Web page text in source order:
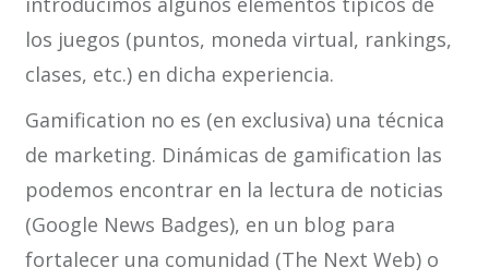
los juegos (puntos, moneda virtual, rankings,
clases, etc.) en dicha experiencia.
Gamification no es (en exclusiva) una técnica
de marketing. Dinámicas de gamification las
podemos encontrar en la lectura de noticias
(Google News Badges), en un blog para
fortalecer una comunidad (The Next Web) o